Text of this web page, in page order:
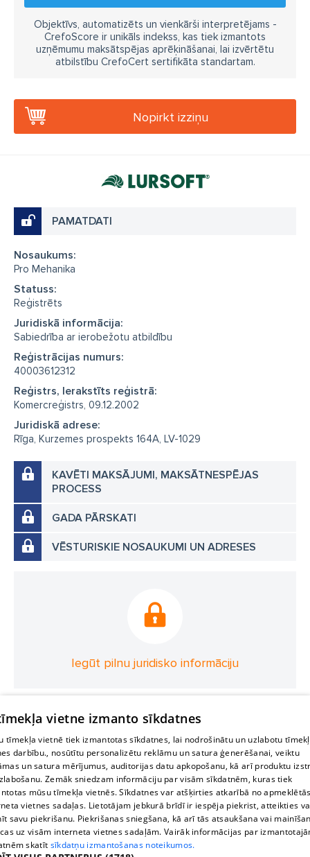
Objektīvs, automatizēts un vienkārši interpretējams -
CrefoScore ir unikāls indekss, kas tiek izmantots
uzņēmumu maksātspējas aprēķināšanai, lai izvērtētu
atbilstību CrefoCert sertifikāta standartam.
Nopirkt izziņu
PAMATDATI
Nosaukums:
Pro Mehanika
Statuss:
Reģistrēts
Juridiskā informācija:
Sabiedrība ar ierobežotu atbildību
Reģistrācijas numurs:
40003612312
Reģistrs, Ierakstīts reģistrā:
Komercreģistrs, 09.12.2002
Juridiskā adrese:
Rīga, Kurzemes prospekts 164A, LV-1029
KAVĒTI MAKSĀJUMI, MAKSĀTNESPĒJAS
PROCESS
GADA PĀRSKATI
VĒSTURISKIE NOSAUKUMI UN ADRESES
Iegūt pilnu juridisko informāciju
vietne izmanto sīkdatnes
tīmekļa vietnē tiek izmantotas sīkdatnes, lai nodrošinātu un uzlabotu
darbību., nosūtītu personalizētu reklāmu un satura ģenerēšanai, veiktu
un satura mērījumus, auditorijas datu apkopošanu, kā arī produktu
Zemāk sniedzam informāciju par visām sīkdatnēm, kuras tiek
mūsu tīmekļa vietnēs. Sīkdatnes var atšķirties atkarībā no
vietnes sadaļas. Lietotājam jebkurā brīdī ir iespēja piekrist, atteikties
savu piekrišanu. Piekrišanas sniegšana, kā arī tās atsaukšana vai
uz visām interneta vietnes sadaļām. Vairāk informācijas par
skatīt sīkdatņu izmantošanas noteikumos.